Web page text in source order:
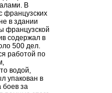
В
французских
в здании
французской
содержал в
500 дел.
работой по
водой,
упакован в
за